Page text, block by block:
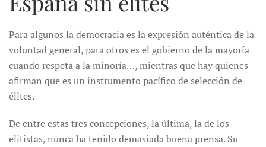
Para algunos la democracia es la expresión auténtica de la
voluntad general, para otros es el gobierno de la mayoría
cuando respeta a la minoría…, mientras que hay quienes
afirman que es un instrumento pacífico de selección de
élites.
De entre estas tres concepciones, la última, la de los
elitistas, nunca ha tenido demasiada buena prensa. Su